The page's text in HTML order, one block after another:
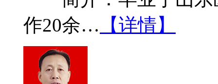
作20余… 【详情】